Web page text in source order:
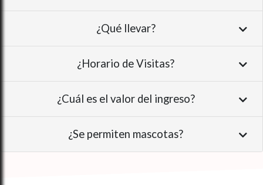
¿Qué llevar?
¿Horario de Visitas?
¿Cuál es el valor del ingreso?
¿Se permiten mascotas?